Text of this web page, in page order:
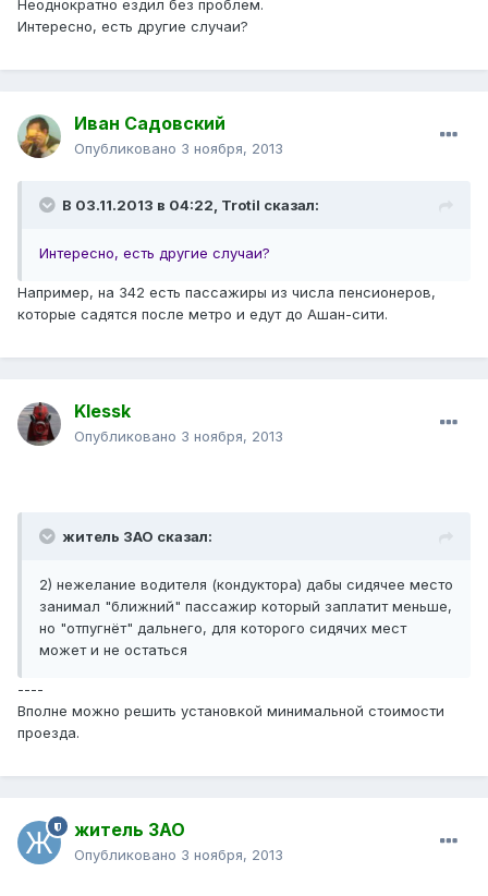
Неоднократно ездил без проблем.
Интересно, есть другие случаи?
Иван Садовский
Опубликовано 3 ноября, 2013
В 03.11.2013 в 04:22, Trotil сказал:
Интересно, есть другие случаи?
Например, на 342 есть пассажиры из числа пенсионеров,
которые садятся после метро и едут до Ашан-сити.
Klessk
Опубликовано 3 ноября, 2013
житель ЗАО сказал:
2) нежелание водителя (кондуктора) дабы сидячее место
занимал "ближний" пассажир который заплатит меньше,
но "отпугнёт" дальнего, для которого сидячих мест
может и не остаться
----
Вполне можно решить установкой минимальной стоимости
проезда.
житель ЗАО
Опубликовано 3 ноября, 2013